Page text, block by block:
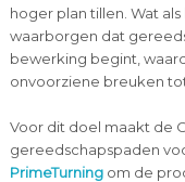
hoger plan tillen. Wat
waarborgen dat
bewerking begint,
onvoorziene breuken
Voor dit doel maakt de
gereedschapspaden
PrimeTurningom de